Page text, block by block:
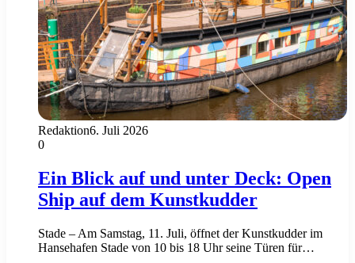
Redaktion6. Juli 2026
0
Ein Blick auf und unter Deck: Open
Ship auf dem Kunstkudder
Stade – Am Samstag, 11. Juli, öffnet der Kunstkudder im
Hansehafen Stade von 10 bis 18 Uhr seine Türen für…